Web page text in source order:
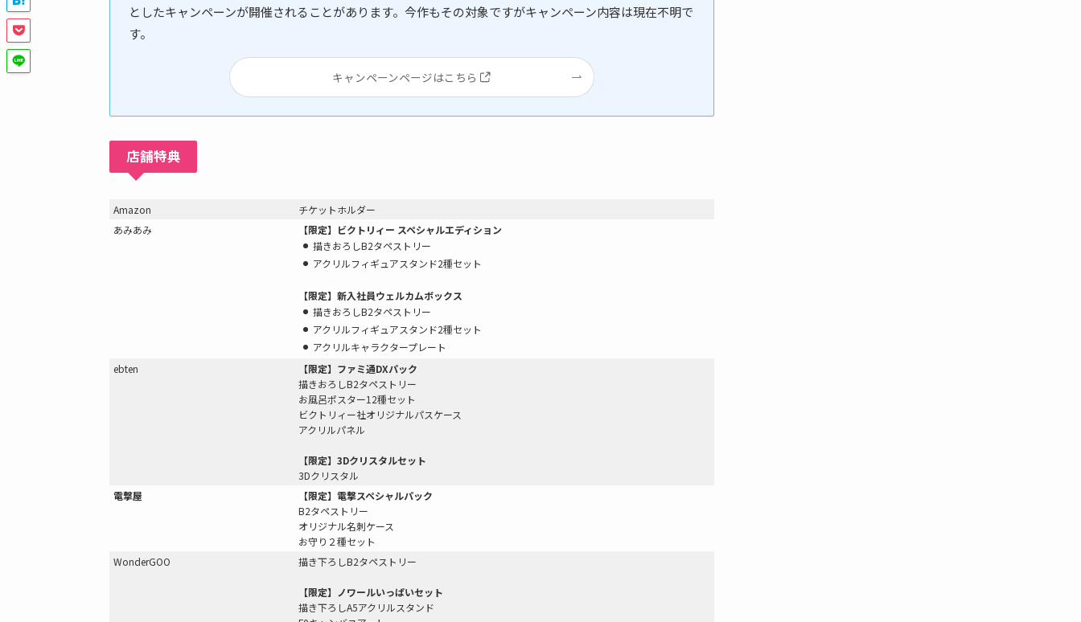
としたキャンペーンが開催されることがあります。今作もその対象ですがキャンペーン内容は現在不明で
す。
キャンペーンページはこちら
店舗特典
Amazon
チケットホルダー
あみあみ
【限定】ビクトリィー スペシャルエディション
描きおろしB2タペストリー
アクリルフィギュアスタンド2種セット
【限定】新入社員ウェルカムボックス
描きおろしB2タペストリー
アクリルフィギュアスタンド2種セット
アクリルキャラクタープレート
ebten
【限定】ファミ通DXパック
描きおろしB2タペストリー
お風呂ポスター12種セット
ビクトリィー社オリジナルパスケース
アクリルパネル
【限定】3Dクリスタルセット
3Dクリスタル
電撃屋
【限定】電撃スペシャルパック
B2タペストリー
オリジナル名刺ケース
お守り２種セット
WonderGOO
描き下ろしB2タペストリー
【限定】ノワールいっぱいセット
描き下ろしA5アクリルスタンド